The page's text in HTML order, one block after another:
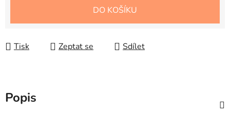
DO KOŠÍKU
Tisk Zeptat se Sdílet
Popis